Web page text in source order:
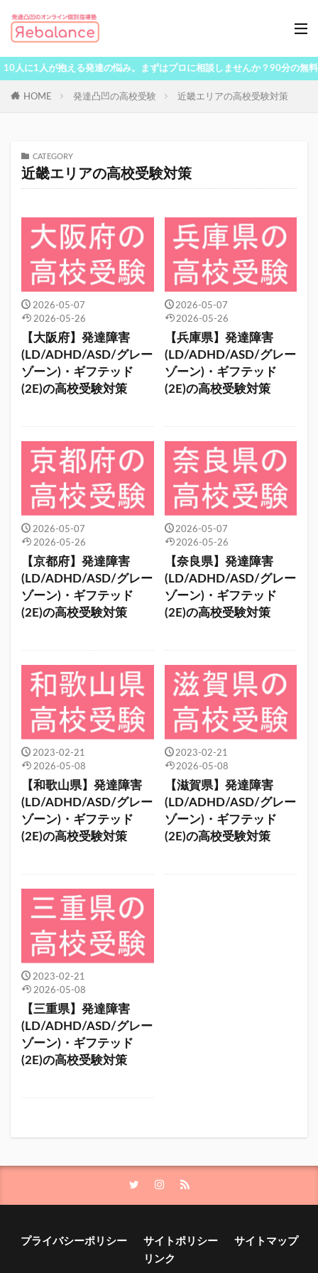
人に1人が抱える発達の悩み。まずはプロに相談しませんか？90分の無料体
HOME 発達凸凹の高校受験 近畿エリアの高校受験対策
CATEGORY
近畿エリアの高校受験対策
2026-05-07
2026-05-26
【大阪府】発達障害
(LD/ADHD/ASD/グレー
ゾーン)・ギフテッド
(2E)の高校受験対策
2026-05-07
2026-05-26
【兵庫県】発達障害
(LD/ADHD/ASD/グレー
ゾーン)・ギフテッド
(2E)の高校受験対策
2026-05-07
2026-05-26
【京都府】発達障害
(LD/ADHD/ASD/グレー
ゾーン)・ギフテッド
(2E)の高校受験対策
2026-05-07
2026-05-26
【奈良県】発達障害
(LD/ADHD/ASD/グレー
ゾーン)・ギフテッド
(2E)の高校受験対策
2023-02-21
2026-05-08
【和歌山県】発達障害
(LD/ADHD/ASD/グレー
ゾーン)・ギフテッド
(2E)の高校受験対策
2023-02-21
2026-05-08
【滋賀県】発達障害
(LD/ADHD/ASD/グレー
ゾーン)・ギフテッド
(2E)の高校受験対策
2023-02-21
2026-05-08
【三重県】発達障害
(LD/ADHD/ASD/グレー
ゾーン)・ギフテッド
(2E)の高校受験対策
プライバシーポリシー サイトポリシー
サイトマップ
リンク